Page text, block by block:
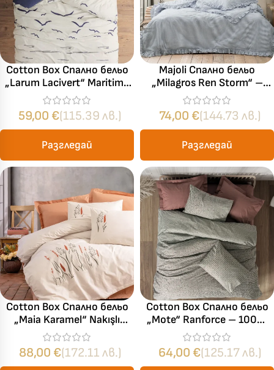
Cotton Box Спално бельо
„Larum Lacivert“ Maritime
Ranforce – 100% памук –
4 части – за спалня
59,00 €(115.39 лв.)
Разгледай
Majoli Спално бельо
„Milagros Ren Storm“ –
100% памук – 4 части –
за спалня
74,00 €(144.73 лв.)
Разгледай
Cotton Box Спално бельо
„Maia Karamel“ Nakışlı
Ranforce – 100% памук
ранфорс – 6 части – за
спалня
88,00 €(172.11 лв.)
Cotton Box Спално бельо
„Mote“ Ranforce – 100%
памук ранфорс – 5 части
– за спалня с два плика
64,00 €(125.17 лв.)